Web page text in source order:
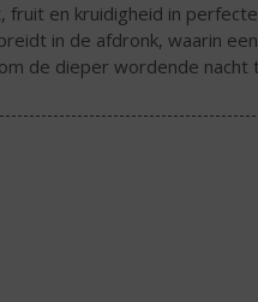
fruit en kruidigheid in
in de afdronk, waarin
de dieper wordende nacht